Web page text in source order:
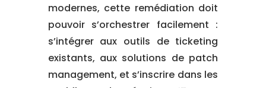
modernes, cette remédiation doit
pouvoir s’orchestrer facilement :
s’intégrer aux outils de ticketing
existants, aux solutions de patch
management, et s’inscrire dans les